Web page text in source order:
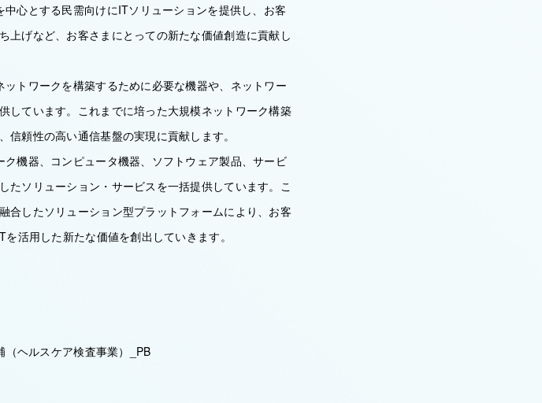
心とする民需向けにITソリューションを提供し、お客
上げなど、お客さまにとっての新たな価値創造に貢献し
トワークを構築するために必要な機器や、ネットワー
しています。これまでに培った大規模ネットワーク構築
頼性の高い通信基盤の実現に貢献します。
機器、コンピュータ機器、ソフトウェア製品、サービ
たソリューション・サービスを一括提供しています。こ
合したソリューション型プラットフォームにより、お客
活用した新たな価値を創出していきます。
ヘルスケア検査事業）_PB